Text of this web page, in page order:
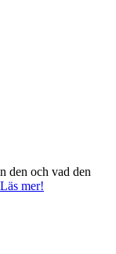
den och vad den
Läs mer!